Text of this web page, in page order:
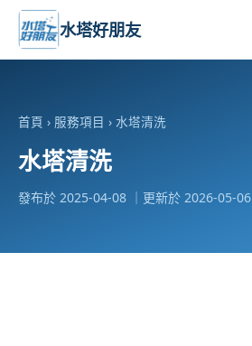
水塔好朋友
首頁 › 服務項目 › 水塔清洗
水塔清洗
發布於 2025-04-08 ｜更新於 2026-05-06